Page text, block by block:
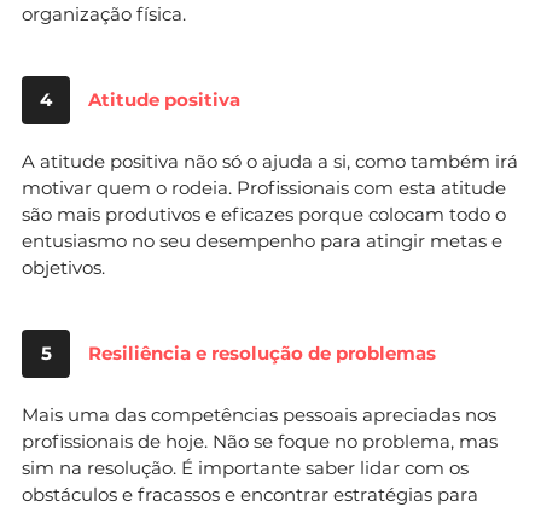
organização física.
4 Atitude positiva
A atitude positiva não só o ajuda a si, como também irá
motivar quem o rodeia. Profissionais com esta atitude
são mais produtivos e eficazes porque colocam todo o
entusiasmo no seu desempenho para atingir metas e
objetivos.
5 Resiliência e resolução de problemas
Mais uma das competências pessoais apreciadas nos
profissionais de hoje. Não se foque no problema, mas
sim na resolução. É importante saber lidar com os
obstáculos e fracassos e encontrar estratégias para